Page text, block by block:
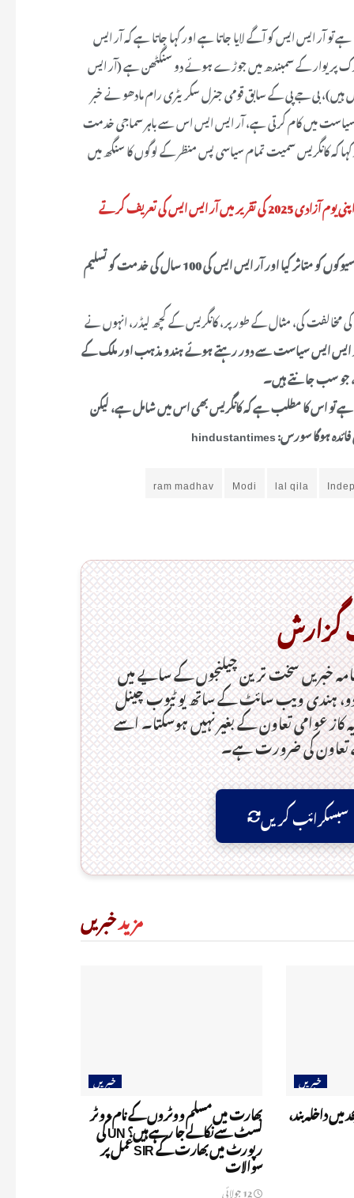
تو آر ایس ایس کو آگے لایا جاتا ہے اور کہا جاتا ہے کہ آر ایس
پریوار کے سمبندھ میں جوڑے ہوئے دو سنگٹھن ہے (آر ایس
ہیں)، بی جے پی کے سابق قومی جنرل سکریٹری رام مادھو نے خبر
سیاست میں کام کرتی ہے، آر ایس ایس اس سے باہر سماجی خدمت
کہ کانگریس سمیت تمام سیاسی پس منظر کے لوگوں کا سنگھ میں
مادھو کا یہ بیان اس وقت آیا ہے جب کانگریس نے وزیر اعظم نریندر مودی پر اپنی یوم آزادی 2025 کی تقریر میں آر ایس ایس کی تعریف کرتے
تاہم، مادھو نے مودی کے خطاب کی تعریف کرتے ہوئے کہا کہ اس نے سویم سیوکوں کو متاثر کیا اور آر ایس ایس کی 100 سال کی خدمت کو تسلیم
مخالفت کی، مثال کے طور پر، کانگریس کے کچھ لیڈر، انہوں نے
ایس ایس سیاست سے دور رہتے ہوئے ہندو مذہب اور ملک کے
جو سب جانتے ہیں۔
ہے تو اس کا مطلب ہے کہ کانگریس بھی اس میں شامل ہے، لیکن
ہوگاسورس: hindustantimes
lal qila
Modi
ram madhav
گزارش
خبریں سخت ترین چیلنجوں کے سایے میں
ہندی ویب سائٹ کے ساتھ یو ٹیوب چینل
عوامی تعاون کے بغیر نہیں ہوسکتا۔ اسے
تعاون کی ضرورت ہے۔
سبسکرائب کریں
مزیدخبریں
خبریں
میں داخلہ بند،
خبریں
بھارت میں مسلم ووٹروں کے نام ووٹر
لسٹ سے نکالے جا رہے ہیں؟ UN کی
رپورٹ میں بھارت کے SIR عمل پر
سوالات
12 جولائی